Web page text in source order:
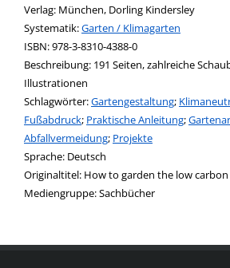
Verlag: München, Dorling Kindersley
opens in new tab
Diesen Link in neuem Tab öffnen
Systematik:Suche nach dieser Systematik
Garten / Klimagarten
Suche nach diesem Interessenskreis
ISBN:978-3-8310-4388-0
Beschreibung: 191 Seiten, zahlreiche
Illustrationen
Schlagwörter:Gartengestaltung;
Fußabdruck; Praktische Anleitung;
Abfallvermeidung; Projekte
Suche nach dieser Beteiligten Person
Sprache: Deutsch
Originaltitel: How to garden the low
Mediengruppe:Sachbücher